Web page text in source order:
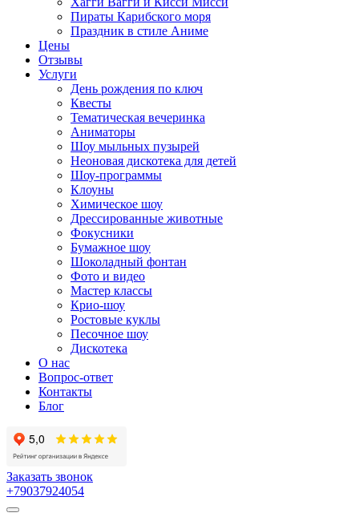
Пираты Карибского моря
Праздник в стиле Аниме
Цены
Отзывы
Услуги
День рождения по ключ
Квесты
Тематическая вечеринка
Аниматоры
Шоу мыльных пузырей
Неоновая дискотека для детей
Шоу-программы
Клоуны
Химическое шоу
Дрессированные животные
Фокусники
Бумажное шоу
Шоколадный фонтан
Фото и видео
Мастер классы
Крио-шоу
Ростовые куклы
Песочное шоу
Дискотека
О нас
Вопрос-ответ
Контакты
Блог
Заказать звонок
+79037924054